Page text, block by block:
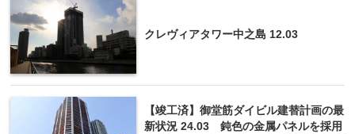
クレヴィアタワー中之島 12.03
【竣工済】御堂筋ダイビル建替計画の最
新状況 24.03 鈍色の金属パネルを採用